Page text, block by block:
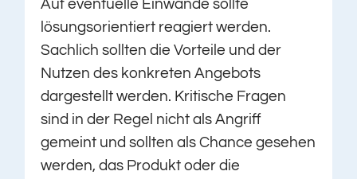
Auf eventuelle Einwände sollte
lösungsorientiert reagiert werden.
Sachlich sollten die Vorteile und der
Nutzen des konkreten Angebots
dargestellt werden. Kritische Fragen
sind in der Regel nicht als Angriff
gemeint und sollten als Chance gesehen
werden, das Produkt oder die